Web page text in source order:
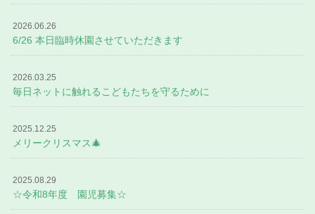
2026.06.26
6/26 本日臨時休園させていただきます
2026.03.25
毎日ネットに触れるこどもたちを守るために
2025.12.25
メリークリスマス🎄
2025.08.29
☆令和8年度 園児募集☆